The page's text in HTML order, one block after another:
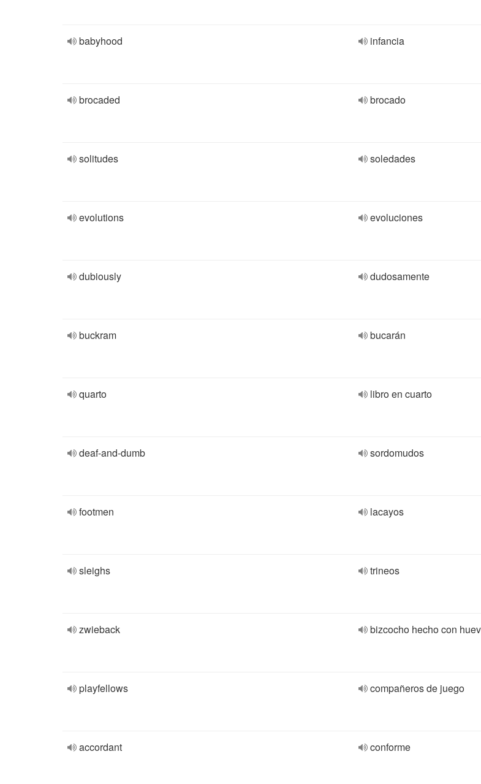
babyhood infancia
brocaded brocado
solitudes soledades
evolutions evoluciones
dubiously dudosamente
buckram bucarán
quarto libro en cuarto
deaf-and-dumb sordomudos
footmen lacayos
sleighs trineos
zwieback bizcocho hecho con
playfellows compañeros de juego
accordant conforme